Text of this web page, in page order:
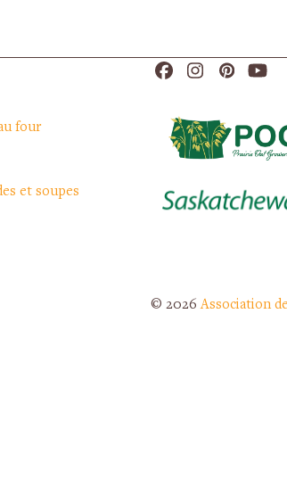
four
et soupes
Facebook
Instagram
Pinterest
© 2026Association